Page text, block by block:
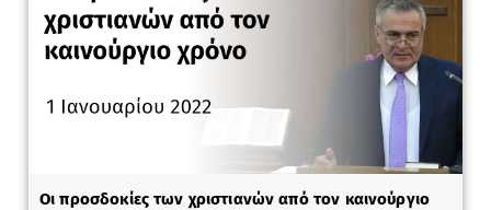
Οι προσδοκίες των χριστιανών από τον καινούργιο